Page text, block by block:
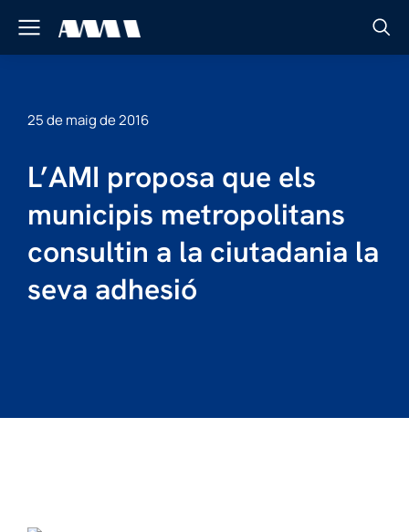
25 de maig de 2016
L’AMI proposa que els
municipis metropolitans
consultin a la ciutadania la
seva adhesió